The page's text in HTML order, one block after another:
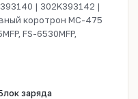
| 302K393142 |
коротрон MC-475
FS-6530MFP,
заряда